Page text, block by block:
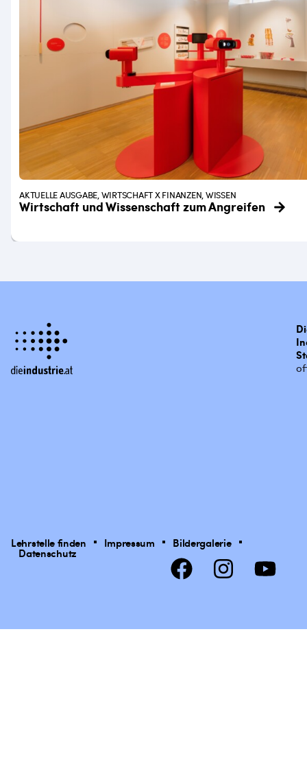
AKTUELLE AUSGABE, WIRTSCHAFT X FINANZEN, WISSEN
Wirtschaft und Wissenschaft zum Angreifen
Lehrstelle finden Impressum Bildergalerie
Datenschutz